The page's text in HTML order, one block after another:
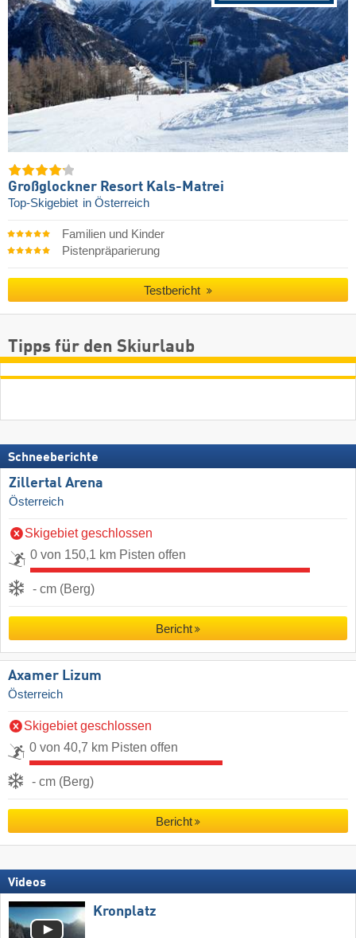
Großglockner Resort Kals-Matrei
Top-Skigebiet in Österreich
Familien und Kinder
Pistenpräparierung
Testbericht
Tipps für den Skiurlaub
Schneeberichte
Zillertal Arena
Österreich
Skigebiet geschlossen
0 von 150,1 km Pisten offen
- cm (Berg)
Bericht
Axamer Lizum
Österreich
Skigebiet geschlossen
0 von 40,7 km Pisten offen
- cm (Berg)
Bericht
Videos
Kronplatz